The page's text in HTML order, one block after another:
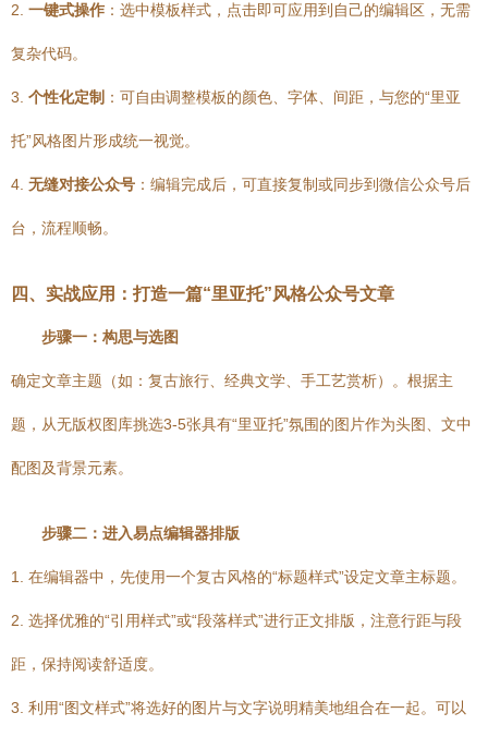
2. 一键式操作 ：选中模板样式，点击即可应用到自己的编辑区，无需
复杂代码。
3. 个性化定制 ：可自由调整模板的颜色、字体、间距，与您的“里亚
托”风格图片形成统一视觉。
4. 无缝对接公众号 ：编辑完成后，可直接复制或同步到微信公众号后
台，流程顺畅。
四、实战应用：打造一篇“里亚托”风格公众号文章
步骤一：构思与选图
确定文章主题（如：复古旅行、经典文学、手工艺赏析）。根据主
题，从无版权图库挑选3-5张具有“里亚托”氛围的图片作为头图、文中
配图及背景元素。
步骤二：进入易点编辑器排版
1. 在编辑器中，先使用一个复古风格的“标题样式”设定文章主标题。
2. 选择优雅的“引用样式”或“段落样式”进行正文排版，注意行距与段
距，保持阅读舒适度。
3. 利用“图文样式”将选好的图片与文字说明精美地组合在一起。可以